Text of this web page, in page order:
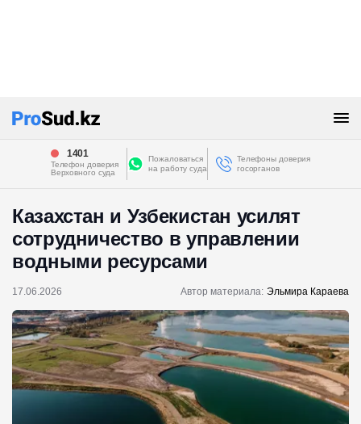
1401
Телефон доверия
Верховного суда
Пожаловаться
на работу суда
Телефоны доверия
госорганов
Казахстан и Узбекистан усилят
сотрудничество в управлении
водными ресурсами
17.06.2026 Автор материала: Эльмира Караева